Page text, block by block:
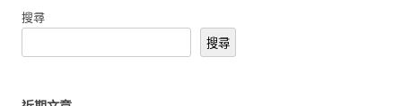
搜尋
搜尋